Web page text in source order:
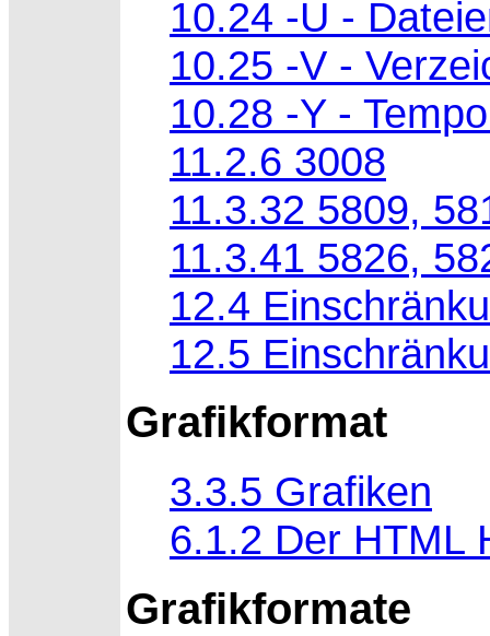
10.24 -U -
10.25 -V -
10.28 -Y -
11.2.6 3008
11.3.32 5809,
11.3.41 5826,
12.4
12.5
Grafikformat
3.3.5 Grafiken
6.1.2 Der HTML
Grafikformate